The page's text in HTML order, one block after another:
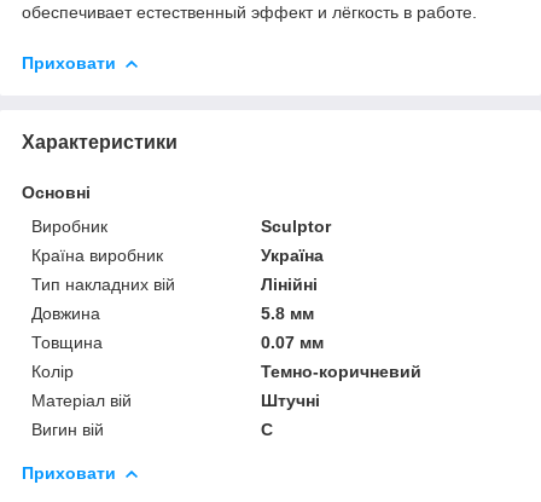
обеспечивает естественный эффект и лёгкость в работе.
Приховати
Характеристики
Основні
Виробник
Sculptor
Країна виробник
Україна
Тип накладних вій
Лінійні
Довжина
5.8 мм
Товщина
0.07 мм
Колір
Темно-коричневий
Матеріал вій
Штучні
Вигин вій
C
Приховати